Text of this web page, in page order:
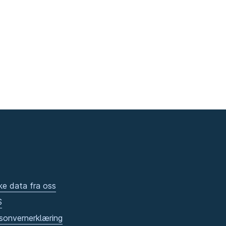
data fra oss